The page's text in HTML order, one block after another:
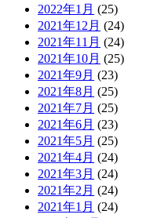
2022年1月 (25)
2021年12月 (24)
2021年11月 (24)
2021年10月 (25)
2021年9月 (23)
2021年8月 (25)
2021年7月 (25)
2021年6月 (23)
2021年5月 (25)
2021年4月 (24)
2021年3月 (24)
2021年2月 (24)
2021年1月 (24)